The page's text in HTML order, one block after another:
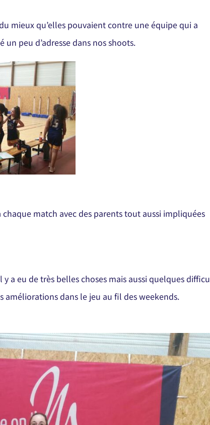
mieux qu’elles pouvaient contre une équipe qui a
peu d’adresse dans nos shoots.
match avec des parents tout aussi impliquées
a eu de très belles choses mais aussi quelques
dans le jeu au fil des weekends.